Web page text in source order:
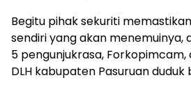
Begitu pihak sekuriti
sendiri yang akan menemuinya,
5 pengunjukrasa, Forkopimcam,
DLH kabupaten Pasuruan duduk